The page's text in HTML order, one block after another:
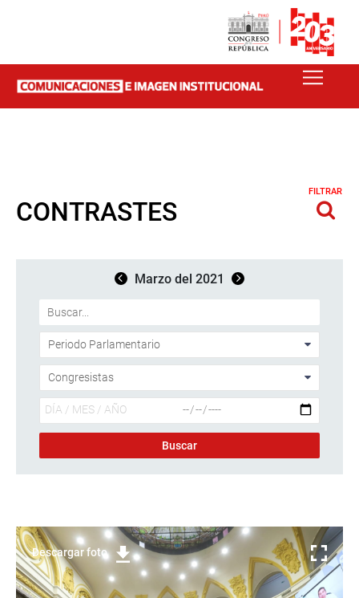
CONTRASTES
FILTRAR
Marzo del 2021
Descargar foto